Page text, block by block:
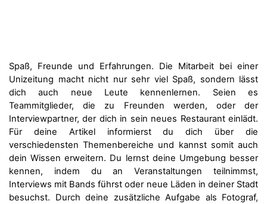
Spaß, Freunde und Erfahrungen. Die Mitarbeit bei einer
Unizeitung macht nicht nur sehr viel Spaß, sondern lässt
dich auch neue Leute kennenlernen. Seien es
Teammitglieder, die zu Freunden werden, oder der
Interviewpartner, der dich in sein neues Restaurant einlädt.
Für deine Artikel informierst du dich über die
verschiedensten Themenbereiche und kannst somit auch
dein Wissen erweitern. Du lernst deine Umgebung besser
kennen, indem du an Veranstaltungen teilnimmst,
Interviews mit Bands führst oder neue Läden in deiner Stadt
besuchst. Durch deine zusätzliche Aufgabe als Fotograf,